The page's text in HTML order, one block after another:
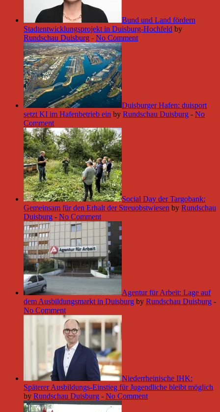
Bund und Land fördern
Stadtentwicklungsprojekt in Duisburg-Hochfeld by
Rundschau Duisburg - No Comment
Duisburger Hafen: duisport
setzt KI im Hafenbetrieb ein by Rundschau Duisburg - No
Comment
Social Day der Targobank:
Gemeinsam für den Erhalt der Streuobstwiesen by Rundschau
Duisburg - No Comment
Agentur für Arbeit: Lage auf
dem Ausbildungsmarkt in Duisburg by Rundschau Duisburg -
No Comment
Niederrheinische IHK:
Späterer Ausbildungs-Einstieg für Jugendliche bleibt möglich
by Rundschau Duisburg - No Comment